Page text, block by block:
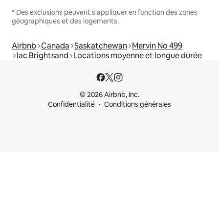
* Des exclusions peuvent s'appliquer en fonction des zones
géographiques et des logements.
Airbnb Canada Saskatchewan Mervin No 499
lac Brightsand Locations moyenne et longue durée
© 2026 Airbnb, Inc.
Confidentialité
Conditions générales